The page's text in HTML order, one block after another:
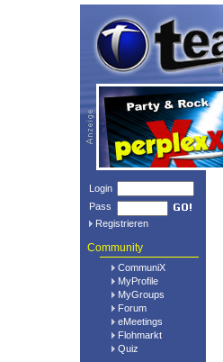
Login
Pass
Registrieren
Community
CommuniX
MyProfile
MyGroups
Forum
eMeetings
Flohmarkt
Quiz